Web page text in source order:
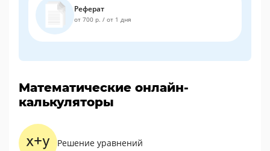
Реферат
от 700 р. / от 1 дня
Математические онлайн-
калькуляторы
Решение уравнений